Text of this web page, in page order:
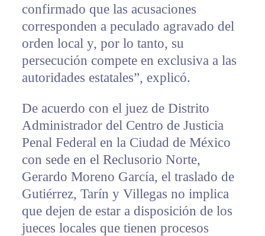
confirmado que las acusaciones
corresponden a peculado agravado del
orden local y, por lo tanto, su
persecución compete en exclusiva a las
autoridades estatales”, explicó.
De acuerdo con el juez de Distrito
Administrador del Centro de Justicia
Penal Federal en la Ciudad de México
con sede en el Reclusorio Norte,
Gerardo Moreno García, el traslado de
Gutiérrez, Tarín y Villegas no implica
que dejen de estar a disposición de los
jueces locales que tienen procesos